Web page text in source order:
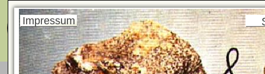
Menü
Impressum